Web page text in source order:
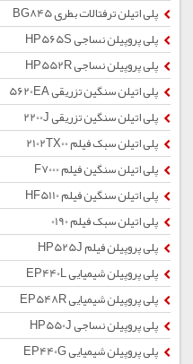
پلی اتیلن ترفتالات بطری BG845
پلی پروپیلن نساجی HP565S
پلی پروپیلن نساجی HP552R
پلی اتیلن سنگین تزریقی 5620EA
پلی اتیلن سنگین تزریقی 2200J
پلی اتیلن سبک فیلم 2102TX00
پلی اتیلن سنگین فیلم F7000
پلی اتیلن سنگین فیلم HF5110
پلی اتیلن سبک فیلم 0190
پلی پروپیلن فیلم HP525J
پلی پروپیلن شیمیایی EP440L
پلی پروپیلن شیمیایی EP548R
پلی پروپیلن نساجی HP550J
پلی پروپیلن شیمیایی EP440G